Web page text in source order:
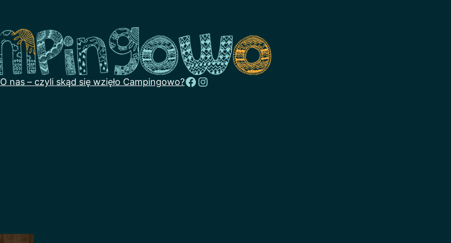
O nas – czyli skąd się wzięło Campingowo?Facebook
Instagram